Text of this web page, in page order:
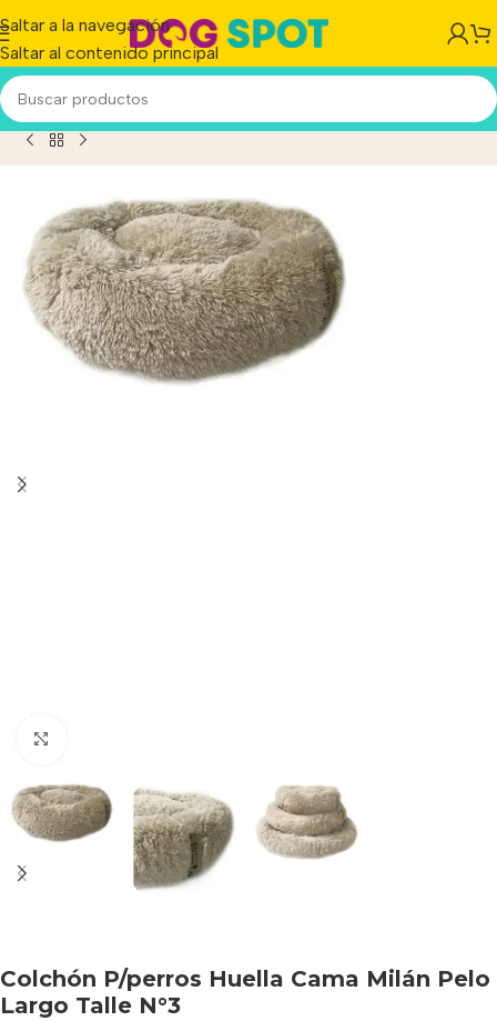
Saltar a la navegación
Saltar al contenido principal
Colchón P/perros Huella Cama Milán Pelo Largo Talle N°3
Colchón P/perros Huella Cama Milán Pelo
Largo Talle N°3